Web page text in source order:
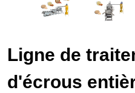
Ligne de
d'écrous